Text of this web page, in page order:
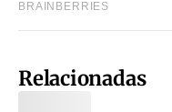
Relacionadas